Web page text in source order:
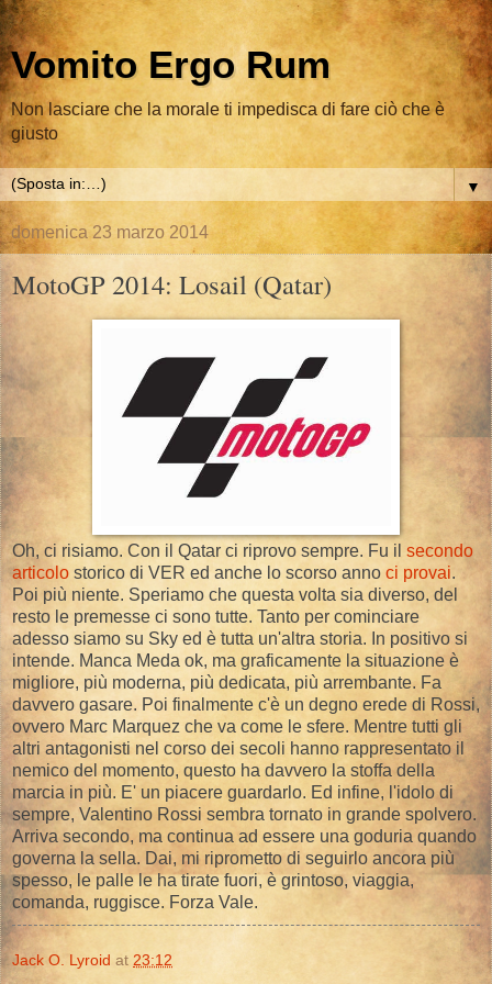
Vomito Ergo Rum
Non lasciare che la morale ti impedisca di fare ciò che è
giusto
▼
domenica 23 marzo 2014
MotoGP 2014: Losail (Qatar)
Oh, ci risiamo. Con il Qatar ci riprovo sempre. Fu il secondo
articolo storico di VER ed anche lo scorso anno ci provai.
Poi più niente. Speriamo che questa volta sia diverso, del
resto le premesse ci sono tutte. Tanto per cominciare
adesso siamo su Sky ed è tutta un'altra storia. In positivo si
intende. Manca Meda ok, ma graficamente la situazione è
migliore, più moderna, più dedicata, più arrembante. Fa
davvero gasare. Poi finalmente c'è un degno erede di Rossi,
ovvero Marc Marquez che va come le sfere. Mentre tutti gli
altri antagonisti nel corso dei secoli hanno rappresentato il
nemico del momento, questo ha davvero la stoffa della
marcia in più. E' un piacere guardarlo. Ed infine, l'idolo di
sempre, Valentino Rossi sembra tornato in grande spolvero.
Arriva secondo, ma continua ad essere una goduria quando
governa la sella. Dai, mi riprometto di seguirlo ancora più
spesso, le palle le ha tirate fuori, è grintoso, viaggia,
comanda, ruggisce. Forza Vale.
Jack O. Lyroid at 23:12